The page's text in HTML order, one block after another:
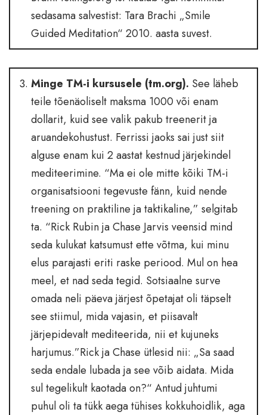
sedasama salvestist: Tara Brachi „Smile
Guided Meditation“ 2010. aasta suvest.
Minge TM-i kursusele (tm.org). See läheb
teile tõenäoliselt maksma 1000 või enam
dollarit, kuid see valik pakub treenerit ja
aruandekohustust. Ferrissi jaoks sai just siit
alguse enam kui 2 aastat kestnud järjekindel
mediteerimine. “Ma ei ole mitte kõiki TM-i
organisatsiooni tegevuste fänn, kuid nende
treening on praktiline ja taktikaline,” selgitab
ta. “Rick Rubin ja Chase Jarvis veensid mind
seda kulukat katsumust ette võtma, kui minu
elus parajasti eriti raske periood. Mul on hea
meel, et nad seda tegid. Sotsiaalne surve
omada neli päeva järjest õpetajat oli täpselt
see stiimul, mida vajasin, et piisavalt
järjepidevalt mediteerida, nii et kujuneks
harjumus.”Rick ja Chase ütlesid nii: „Sa saad
seda endale lubada ja see võib aidata. Mida
sul tegelikult kaotada on?“ Antud juhtumi
puhul oli ta tükk aega tühises kokkuhoidlik, aga